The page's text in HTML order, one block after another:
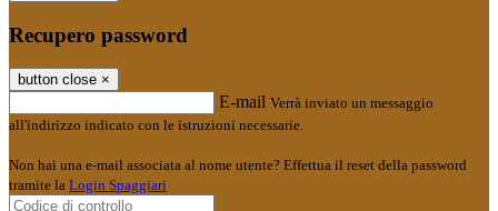
Recupero password
button close ×
E-mail Verrà inviato un messaggio
all'indirizzo indicato con le istruzioni necessarie.
Non hai una e-mail associata al nome utente? Effettua il reset della password
tramite la Login Spaggiari